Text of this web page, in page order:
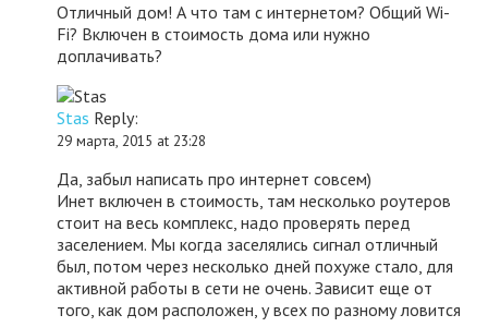
Отличный дом! А что там с интернетом? Общий Wi-
Fi? Включен в стоимость дома или нужно
доплачивать?
Stas Reply:
29 марта, 2015 at 23:28
Да, забыл написать про интернет совсем)
Инет включен в стоимость, там несколько роутеров
стоит на весь комплекс, надо проверять перед
заселением. Мы когда заселялись сигнал отличный
был, потом через несколько дней похуже стало, для
активной работы в сети не очень. Зависит еще от
того, как дом расположен, у всех по разному ловится